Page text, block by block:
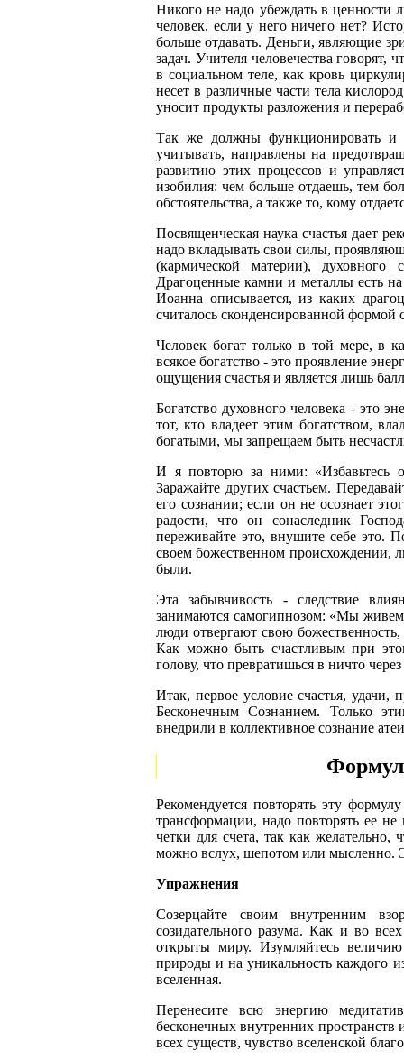
Никого не надо убеждать в ценности
человек, если у него ничего нет?
больше отдавать. Деньги, являющие
задач. Учителя человечества
в социальном теле, как кровь
несет в различные части тела
уносит продукты разложения и
Так же должны функционировать и
учитывать, направлены на
развитию этих процессов и
изобилия: чем больше отдаешь, тем
обстоятельства, а также то, кому
Посвященческая наука счастья дает
надо вкладывать свои силы,
(кармической материи), духовного
Драгоценные камни и металлы есть
Иоанна описывается, из каких
считалось сконденсированной формой
Человек богат только в той мере, в
всякое богатство - это проявление
ощущения счастья и является лишь
Богатство духовного человека - это
тот, кто владеет этим богатством,
богатыми, мы запрещаем быть
И я повторю за ними: «Избавьтесь
Заражайте других счастьем.
его сознании; если он не осознает
радости, что он сонаследник
переживайте это, внушите себе это.
своем божественном происхождении,
были.
Эта забывчивость - следствие
занимаются самогипнозом: «Мы
люди отвергают свою
Как можно быть счастливым при
голову, что превратишься в ничто
Итак, первое условие счастья, удачи,
Бесконечным Сознанием. Только
внедрили в коллективное сознание
Рекомендуется повторять эту
трансформации, надо повторять ее
четки для счета, так как
можно вслух, шепотом или мысленно.
Упражнения
Созерцайте своим внутренним
созидательного разума. Как и во
открыты миру. Изумляйтесь
природы и на уникальность каждого
вселенная.
Перенесите всю энергию
бесконечных внутренних пространств
всех существ, чувство вселенской